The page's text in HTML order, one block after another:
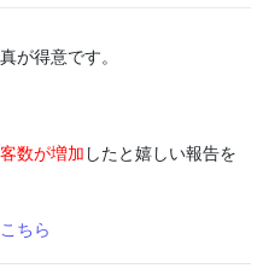
が得意です。
数が増加 したと嬉しい報告を
ちら